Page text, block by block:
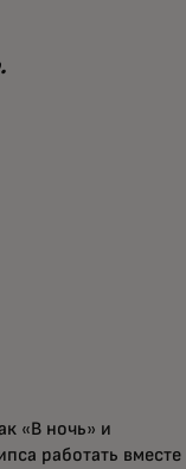
«В ночь» и
работать вместе